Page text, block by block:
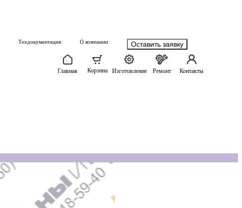
Техдокументация О компании Оставить заявку
Главная Корзина Изготовление Ремонт Контакты